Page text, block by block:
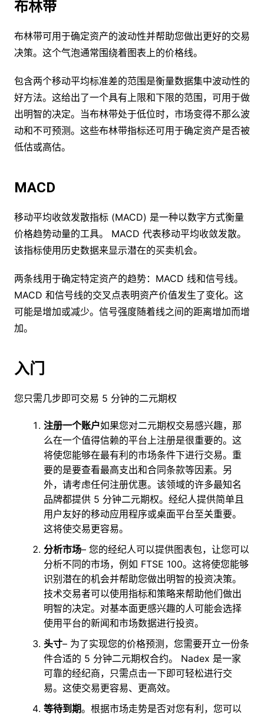
布林带
布林带可用于确定资产的波动性并帮助您做出更好的交易
决策。这个气泡通常围绕着图表上的价格线。
包含两个移动平均标准差的范围是衡量数据集中波动性的
好方法。这给出了一个具有上限和下限的范围，可用于做
出明智的决定。当布林带处于低位时，市场变得不那么波
动和不可预测。这些布林带指标还可用于确定资产是否被
低估或高估。
MACD
移动平均收敛发散指标 (MACD) 是一种以数字方式衡量
价格趋势动量的工具。 MACD 代表移动平均收敛发散。
该指标使用历史数据来显示潜在的买卖机会。
两条线用于确定特定资产的趋势：MACD 线和信号线。
MACD 和信号线的交叉点表明资产价值发生了变化。这
可能是增加或减少。信号强度随着线之间的距离增加而增
加。
入门
您只需几步即可交易 5 分钟的二元期权
注册一个账户如果您对二元期权交易感兴趣，那
么在一个值得信赖的平台上注册是很重要的。这
将使您能够在最有利的市场条件下进行交易。重
要的是要查看最高支出和合同条款等因素。另
外，请考虑任何注册优惠。该领域的许多最知名
品牌都提供 5 分钟二元期权。经纪人提供简单且
用户友好的移动应用程序或桌面平台至关重要。
这将使交易更容易。
分析市场– 您的经纪人可以提供图表包，让您可以
分析不同的市场，例如 FTSE 100。这将使您能够
识别潜在的机会并帮助您做出明智的投资决策。
技术交易者可以使用指标和策略来帮助他们做出
明智的决定。对基本面更感兴趣的人可能会选择
使用平台的新闻和市场数据进行投资。
头寸– 为了实现您的价格预测，您需要开立一份条
件合适的 5 分钟二元期权合约。 Nadex 是一家
可靠的经纪商，只需点击一下即可轻松进行交
易。这使交易更容易、更高效。
等待到期。根据市场走势是否对您有利，您可以